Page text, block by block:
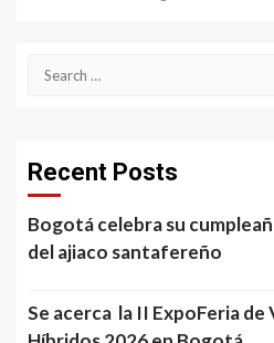
Search
Recent Posts
Bogotá celebra su
del ajiaco santafereño
Se acerca la II ExpoFeria